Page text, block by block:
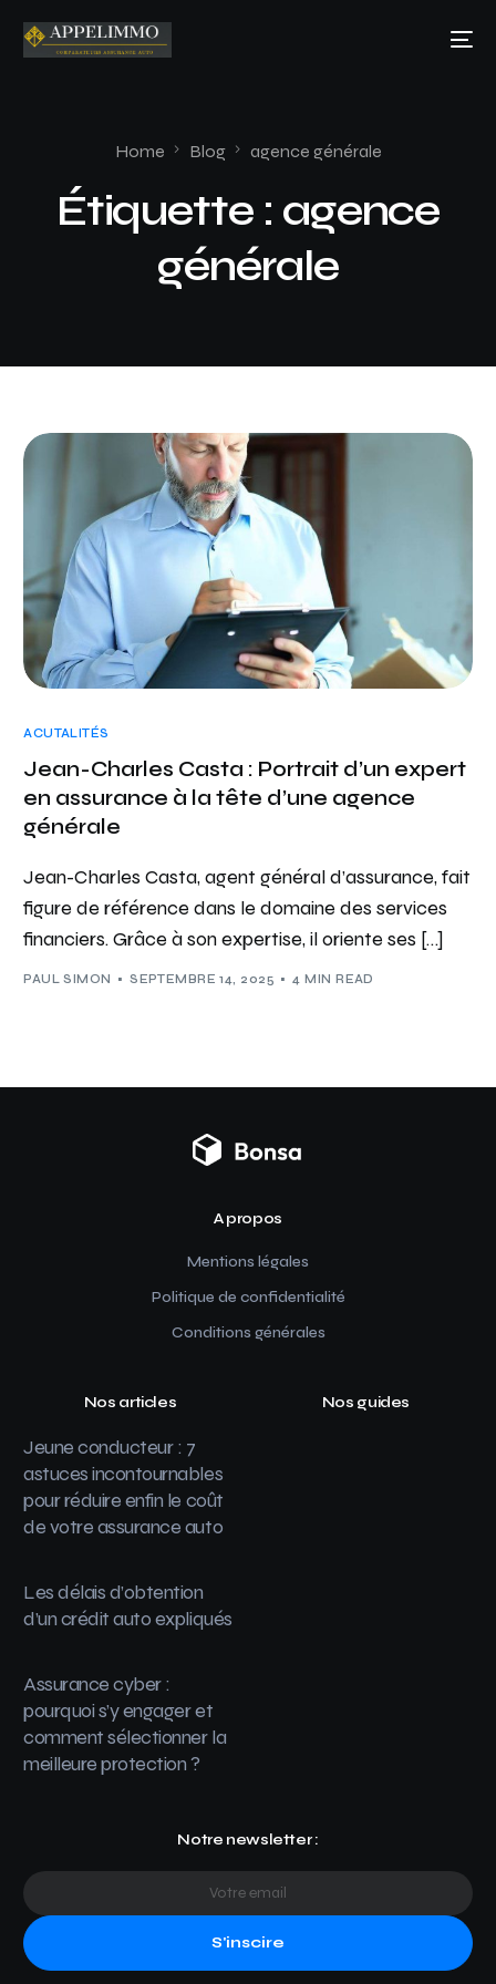
Home Blog agence générale
Étiquette : agence
générale
ACUTALITÉS
Jean-Charles Casta : Portrait d’un expert
en assurance à la tête d’une agence
générale
Jean-Charles Casta, agent général d’assurance, fait
figure de référence dans le domaine des services
financiers. Grâce à son expertise, il oriente ses […]
PAUL SIMON SEPTEMBRE 14, 2025 4 MIN READ
A propos
Mentions légales
Politique de confidentialité
Conditions générales
Nos articles
Jeune conducteur : 7
astuces incontournables
pour réduire enfin le coût
de votre assurance auto
Les délais d’obtention
d’un crédit auto expliqués
Assurance cyber :
pourquoi s’y engager et
comment sélectionner la
meilleure protection ?
Nos guides
Notre newsletter :
S'inscire